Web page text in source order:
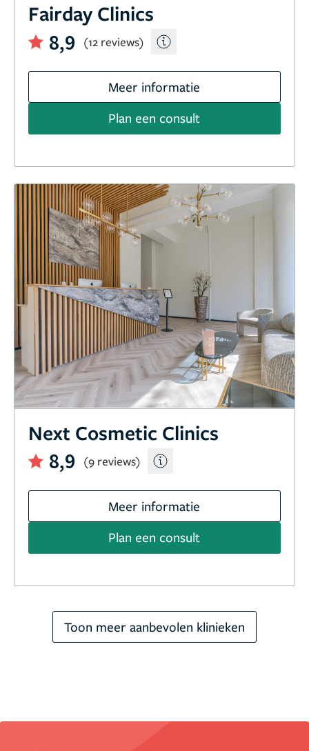
Fairday Clinics
8,9
(12 reviews)
Meer informatie
Plan een consult
Next Cosmetic Clinics
8,9
(9 reviews)
Meer informatie
Plan een consult
Toon meer aanbevolen klinieken